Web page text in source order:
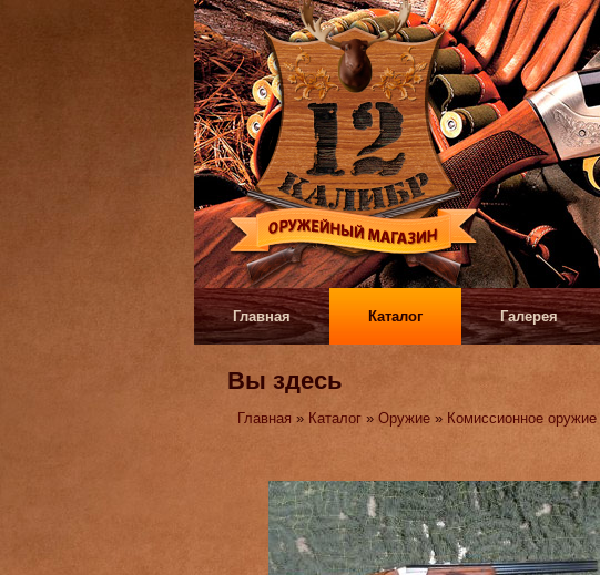
Главная Каталог Галерея
Вы здесь
Главная » Каталог »Оружие » Комиссионное оружие